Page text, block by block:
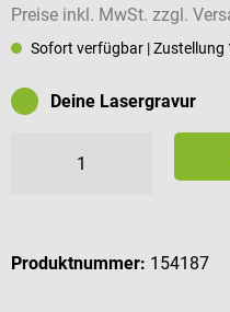
Preise inkl. MwSt. zzgl.
Sofort verfügbar | Zustellung
Deine Lasergravur
Produktnummer: 154187